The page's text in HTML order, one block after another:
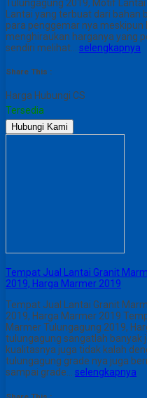
Tulungagung 2019, Motif
Lantai yang terbuat dari bahan
para penggemar nya
menghiraukan harganya yang
sendiri melihat… selengkapnya
Share This :
Harga Hubungi CS
Tersedia
Hubungi Kami
Tempat Jual Lantai Granit
2019, Harga Marmer 2019
Tempat Jual Lantai Granit
2019, Harga Marmer 2019
Marmer Tulungagung 2019,
tulungagung sangatlah banyak
kualitasnya juga tidak kalah
tulungagung grade nya juga
sampai grade… selengkapnya